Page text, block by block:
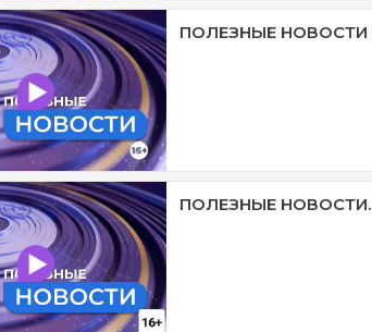
ПОЛЕЗНЫЕ НОВОСТИ
ПОЛЕЗНЫЕ НОВОСТИ.